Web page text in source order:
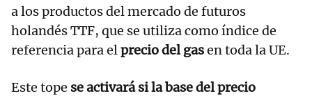
a los productos del mercado de futuros
holandés TTF, que se utiliza como índice de
referencia para elprecio del gasen toda la UE.
Este tope se activará si la base del precio